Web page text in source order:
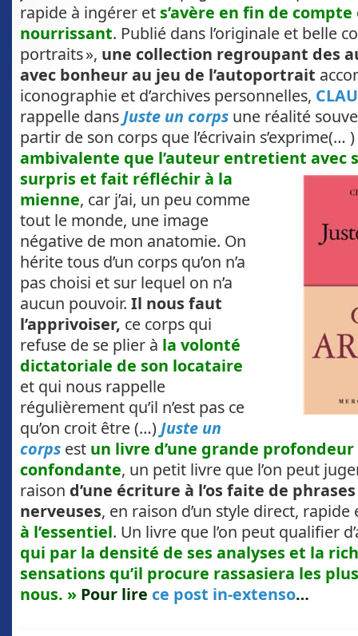
rapide à ingérer ets’avère en fin de
nourrissant. Publié dans l’originale et belle
portraits », une collection regroupant des
avec bonheur au jeu de l’autoportrait
iconographie et d’archives personnelles,
rappelle dansJuste un corps une réalité
partir de son corps que l’écrivain s’exprime(… )
ambivalente que l’auteur entretient avec
surpris et fait réfléchir à la
mienne, car j’ai, un peu comme
tout le monde, une image
négative de mon anatomie. On
hérite tous d’un corps qu’on n’a
pas choisi et sur lequel on n’a
aucun pouvoir. Il nous faut
l’apprivoiser, ce corps qui
refuse de se plier à la volonté
dictatoriale de son locataire
et qui nous rappelle
régulièrement qu’il n’est pas ce
qu’on croit être (…)Juste un
corps est un livre d’une grande
confondante, un petit livre que l’on peut
raison d’une écriture à l’os faite de
nerveuses, en raison d’un style direct,
à l’essentiel. Un livre que l’on peut qualifier
qui par la densité de ses analyses et la
sensations qu’il procure rassasiera les
nous. » Pour lire ce post in-extenso…